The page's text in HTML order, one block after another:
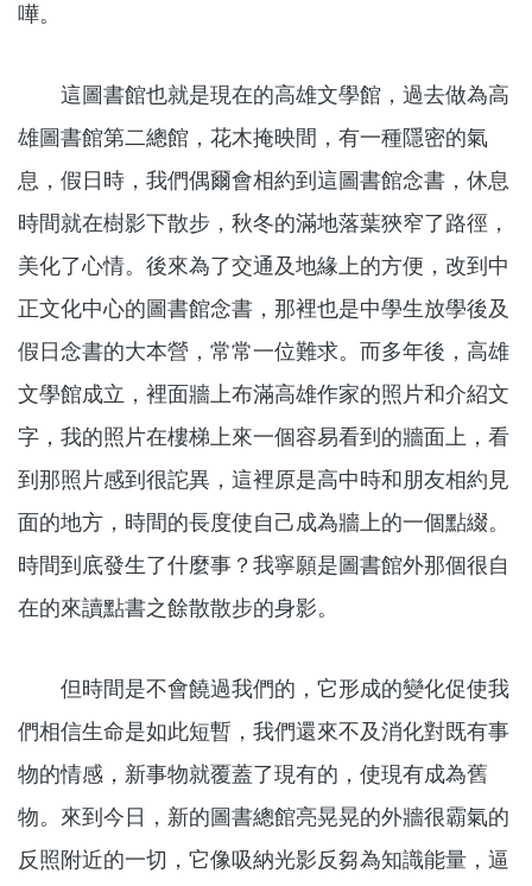
嘩。
這圖書館也就是現在的高雄文學館，過去做為高
雄圖書館第二總館，花木掩映間，有一種隱密的氣
息，假日時，我們偶爾會相約到這圖書館念書，休息
時間就在樹影下散步，秋冬的滿地落葉狹窄了路徑，
美化了心情。後來為了交通及地緣上的方便，改到中
正文化中心的圖書館念書，那裡也是中學生放學後及
假日念書的大本營，常常一位難求。而多年後，高雄
文學館成立，裡面牆上布滿高雄作家的照片和介紹文
字，我的照片在樓梯上來一個容易看到的牆面上，看
到那照片感到很詑異，這裡原是高中時和朋友相約見
面的地方，時間的長度使自己成為牆上的一個點綴。
時間到底發生了什麼事？我寧願是圖書館外那個很自
在的來讀點書之餘散散步的身影。
但時間是不會饒過我們的，它形成的變化促使我
們相信生命是如此短暫，我們還來不及消化對既有事
物的情感，新事物就覆蓋了現有的，使現有成為舊
物。來到今日，新的圖書總館亮晃晃的外牆很霸氣的
反照附近的一切，它像吸納光影反芻為知識能量，逼